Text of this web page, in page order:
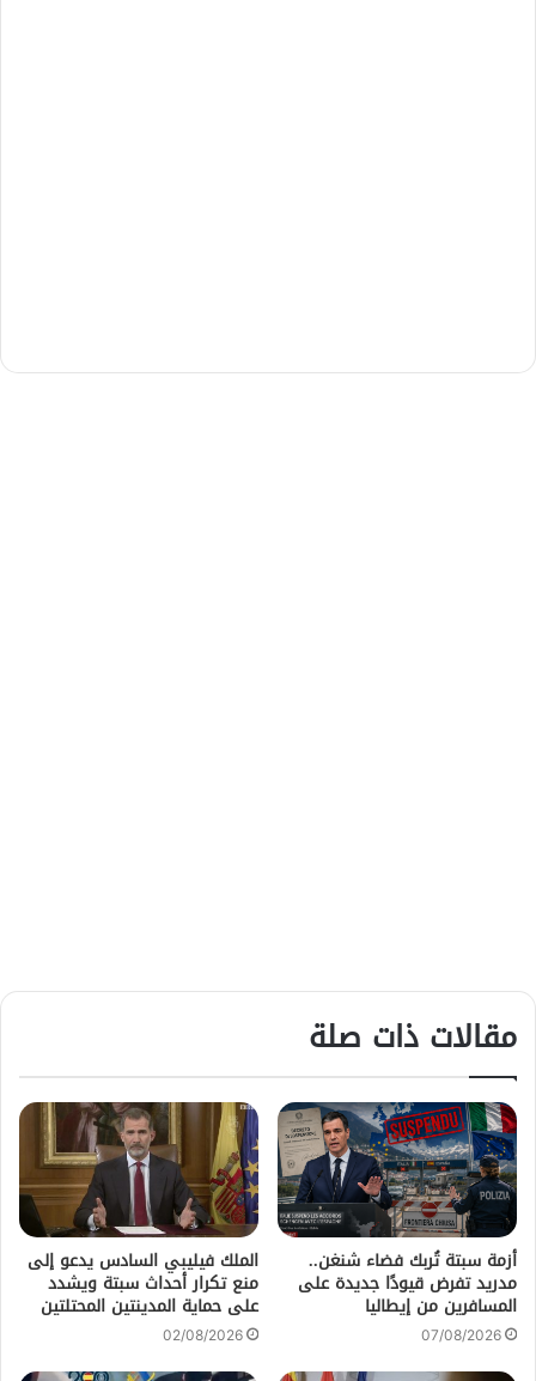
مقالات ذات صلة
أزمة سبتة تُربك فضاء شنغن..
مدريد تفرض قيودًا جديدة على
المسافرين من إيطاليا
07/08/2026
الملك فيليبي السادس يدعو إلى
منع تكرار أحداث سبتة ويشدد
على حماية المدينتين المحتلتين
02/08/2026